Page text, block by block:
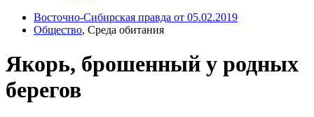
Восточно-Сибирская правда от 05.02.2019
Общество, Среда обитания
Якорь, брошенный у родных
берегов